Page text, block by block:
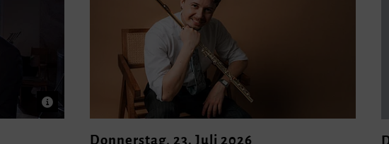
Donnerstag, 23. Juli 2026